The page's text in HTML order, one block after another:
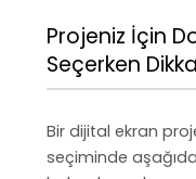
Projeniz İçin
Seçerken
Bir dijital ekran
seçiminde